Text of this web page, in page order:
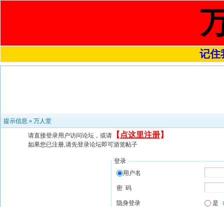
记住
提示信息 » 万人堂
请直接登录用户访问论坛，或请 【 点这里注册】
如果您已注册,请先登录论坛即可游览帖子
登录
用户名
密 码
隐身登录 是